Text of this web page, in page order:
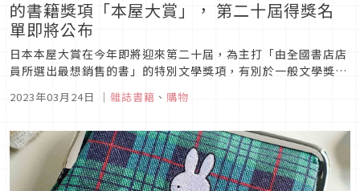
的書籍獎項「本屋大賞」， 第二十屆得獎名
單即將公布
日本本屋大賞在今年即將迎來第二十屆，為主打「由全國書店店
員所選出最想銷售的書」的特別文學獎項，有別於一般文學獎邀
直面書籍販售現場的書店店員，不少作品因獲獎而受到矚目，甚
2023年03月24日 ｜ 雜誌書籍 、 購物